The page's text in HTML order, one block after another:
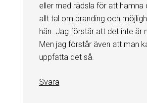
eller med rädsla för att hamna
allt tal om branding och
hån. Jag förstår att det inte är
Men jag förstår även att man
uppfatta det så.
Svara